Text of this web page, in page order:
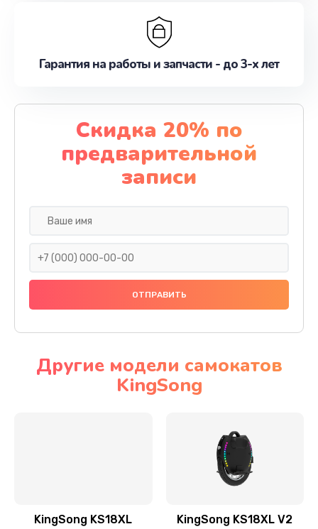
Гарантия на работы и запчасти - до 3-х лет
Скидка 20% по
предварительной
записи
Другие модели самокатов
KingSong
KingSong KS18XL KingSong KS18XL V2